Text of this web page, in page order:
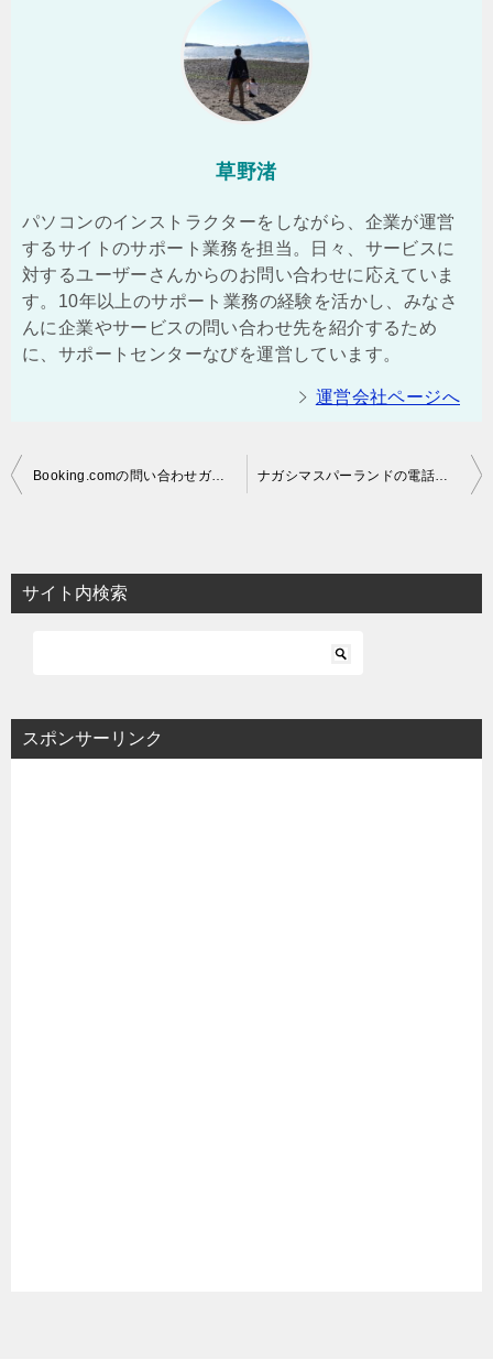
草野渚
パソコンのインストラクターをしながら、企業が運営
するサイトのサポート業務を担当。日々、サービスに
対するユーザーさんからのお問い合わせに応えていま
す。10年以上のサポート業務の経験を活かし、みなさ
んに企業やサービスの問い合わせ先を紹介するため
に、サポートセンターなびを運営しています。
運営会社ページへ
投
ビ
ゲ
ョ
ン
Booking.comの問い合わせガイド｜24時間対応のカスタマーサービスの電話番号も ナガシマスパーランドの電話番号は？プールや駐車場の問い合わせ方法を紹介
サイト内検索
スポンサーリンク